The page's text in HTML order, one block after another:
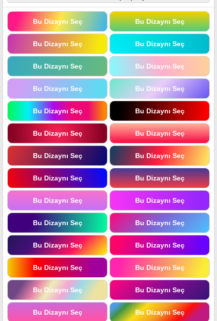
Bu Dizaynı Seç Bu Dizaynı Seç
Bu Dizaynı Seç Bu Dizaynı Seç
Bu Dizaynı Seç Bu Dizaynı Seç
Bu Dizaynı Seç Bu Dizaynı Seç
Bu Dizaynı Seç Bu Dizaynı Seç
Bu Dizaynı Seç Bu Dizaynı Seç
Bu Dizaynı Seç Bu Dizaynı Seç
Bu Dizaynı Seç Bu Dizaynı Seç
Bu Dizaynı Seç Bu Dizaynı Seç
Bu Dizaynı Seç Bu Dizaynı Seç
Bu Dizaynı Seç Bu Dizaynı Seç
Bu Dizaynı Seç Bu Dizaynı Seç
Bu Dizaynı Seç Bu Dizaynı Seç
Bu Dizaynı Seç Bu Dizaynı Seç